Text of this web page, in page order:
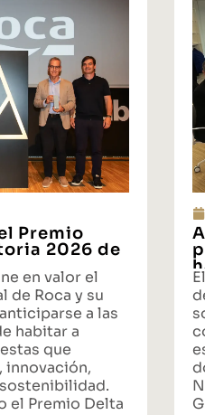
Premio
2026 de
en valor el
de Roca y su
a las
habitar a
que
innovación,
el Premio Delta